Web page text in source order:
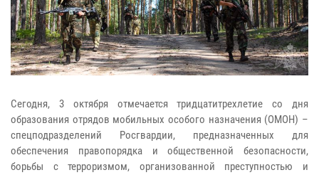
Сегодня, 3 октября отмечается тридцатитрехлетие со дня
образования отрядов мобильных особого назначения (ОМОН) –
спецподразделений Росгвардии, предназначенных для
обеспечения правопорядка и общественной безопасности,
борьбы с терроризмом, организованной преступностью и